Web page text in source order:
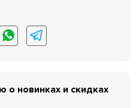
о новинках и скидках